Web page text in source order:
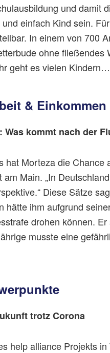
und damit
einfach Kind sein.
In einem von 700
ohne fließendes
geht es vielen
& Einkommen
kommt nach der
hat Morteza die Chance
Main. „In
Diese Sätze
hätte ihm aufgrund
drohen können.
musste eine
trotz Corona
help alliance Projekts